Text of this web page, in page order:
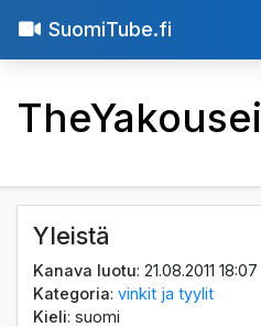
SuomiTube.fi
TheYakousei
Yleistä
Kanava luotu: 21.08.2011 18:07
Kategoria:vinkit ja tyylit
Kieli: suomi